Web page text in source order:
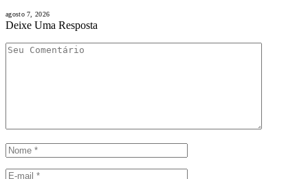
agosto 7, 2026
Deixe Uma Resposta